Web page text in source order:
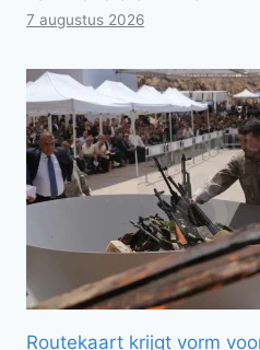
7 augustus 2026
Routekaart krijgt vorm